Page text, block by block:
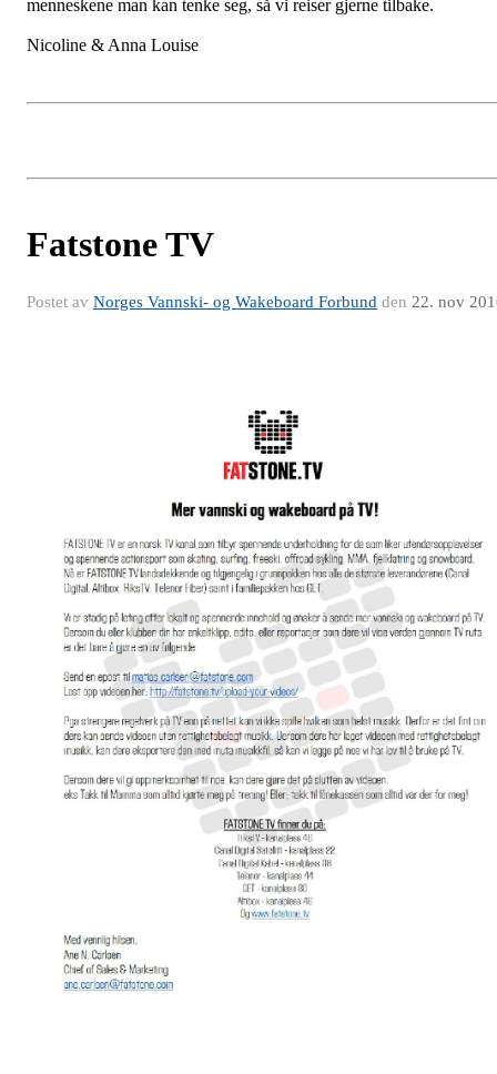
menneskene man kan tenke seg, så vi reiser gjerne tilbake.
Nicoline & Anna Louise
Fatstone TV
Postet av Norges Vannski- og Wakeboard Forbund den 22. nov